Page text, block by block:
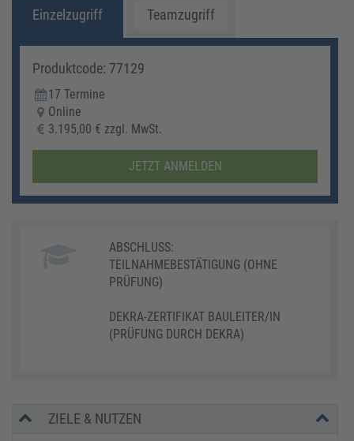
Einzelzugriff Teamzugriff
Produktcode: 77129
17 Termine
Online
3.195,00 € zzgl. MwSt.
JETZT ANMELDEN
ABSCHLUSS:
TEILNAHMEBESTÄTIGUNG (OHNE
PRÜFUNG)
DEKRA-ZERTIFIKAT BAULEITER/IN
(PRÜFUNG DURCH DEKRA)
ZIELE & NUTZEN